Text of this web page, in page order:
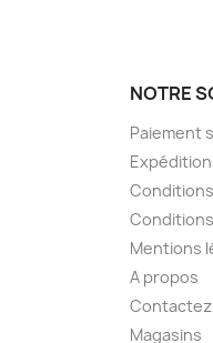
NOTRE
Paiement
Mentions
A propos
Magasins